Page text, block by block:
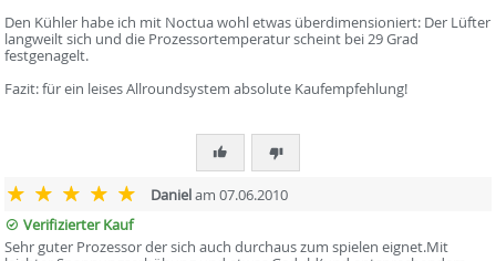
Den Kühler habe ich mit Noctua wohl etwas überdimensioniert: Der Lüfter
langweilt sich und die Prozessortemperatur scheint bei 29 Grad
festgenagelt.
Fazit: für ein leises Allroundsystem absolute Kaufempfehlung!
Danielam 07.06.2010
Verifizierter Kauf
Sehr guter Prozessor der sich auch durchaus zum spielen eignet.Mit